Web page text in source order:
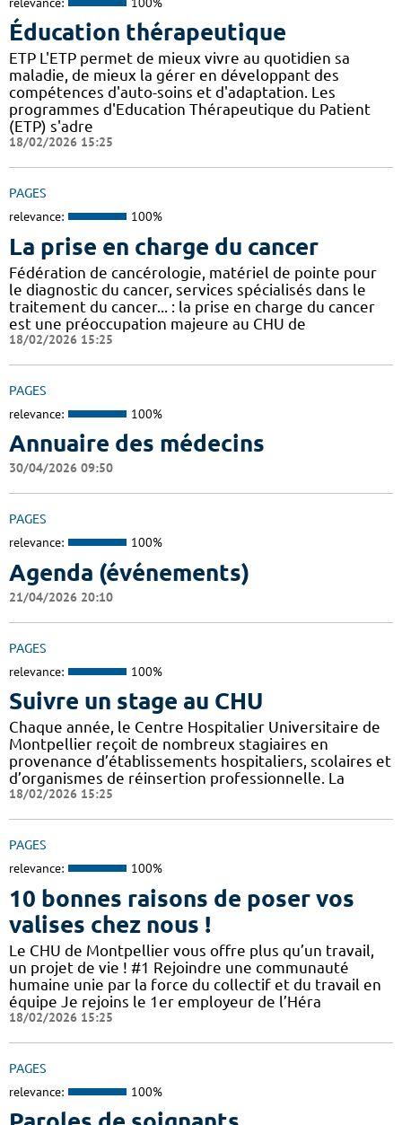
Éducation thérapeutique
ETP L'ETP permet de mieux vivre au quotidien sa
maladie, de mieux la gérer en développant des
compétences d'auto-soins et d'adaptation. Les
programmes d'Education Thérapeutique du Patient
(ETP) s'adre
18/02/2026 15:25
PAGES
relevance: 100%
La prise en charge du cancer
Fédération de cancérologie, matériel de pointe pour
le diagnostic du cancer, services spécialisés dans le
traitement du cancer... : la prise en charge du cancer
est une préoccupation majeure au CHU de
18/02/2026 15:25
PAGES
relevance: 100%
Annuaire des médecins
30/04/2026 09:50
PAGES
relevance: 100%
Agenda (événements)
21/04/2026 20:10
PAGES
relevance: 100%
Suivre un stage au CHU
Chaque année, le Centre Hospitalier Universitaire de
Montpellier reçoit de nombreux stagiaires en
provenance d’établissements hospitaliers, scolaires et
d’organismes de réinsertion professionnelle. La
18/02/2026 15:25
PAGES
relevance: 100%
10 bonnes raisons de poser vos
valises chez nous !
Le CHU de Montpellier vous offre plus qu’un travail,
un projet de vie ! #1 Rejoindre une communauté
humaine unie par la force du collectif et du travail en
équipe Je rejoins le 1er employeur de l’Héra
18/02/2026 15:25
PAGES
relevance: 100%